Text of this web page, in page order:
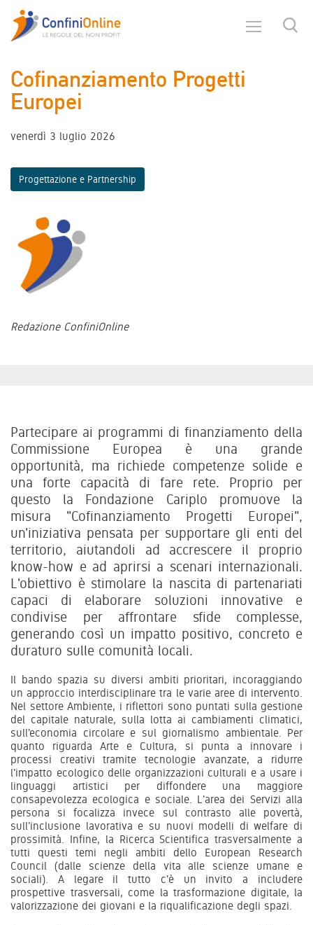
Cofinanziamento Progetti
Europei
venerdì 3 luglio 2026
Progettazione e Partnership
Redazione ConfiniOnline
Partecipare ai programmi di finanziamento della
Commissione Europea è una grande
opportunità, ma richiede competenze solide e
una forte capacità di fare rete. Proprio per
questo la Fondazione Cariplo promuove la
misura "Cofinanziamento Progetti Europei",
un'iniziativa pensata per supportare gli enti del
territorio, aiutandoli ad accrescere il proprio
know-how e ad aprirsi a scenari internazionali.
L'obiettivo è stimolare la nascita di partenariati
capaci di elaborare soluzioni innovative e
condivise per affrontare sfide complesse,
generando così un impatto positivo, concreto e
duraturo sulle comunità locali.
Il bando spazia su diversi ambiti prioritari, incoraggiando
un approccio interdisciplinare tra le varie aree di intervento.
Nel settore Ambiente, i riflettori sono puntati sulla gestione
del capitale naturale, sulla lotta ai cambiamenti climatici,
sull'economia circolare e sul giornalismo ambientale. Per
quanto riguarda Arte e Cultura, si punta a innovare i
processi creativi tramite tecnologie avanzate, a ridurre
l'impatto ecologico delle organizzazioni culturali e a usare i
linguaggi artistici per diffondere una maggiore
consapevolezza ecologica e sociale. L'area dei Servizi alla
persona si focalizza invece sul contrasto alle povertà,
sull'inclusione lavorativa e su nuovi modelli di welfare di
prossimità. Infine, la Ricerca Scientifica trasversalmente a
tutti questi temi negli ambiti dello European Research
Council (dalle scienze della vita alle scienze umane e
sociali). A legare il tutto c'è un invito a includere
prospettive trasversali, come la trasformazione digitale, la
valorizzazione dei giovani e la riqualificazione degli spazi.